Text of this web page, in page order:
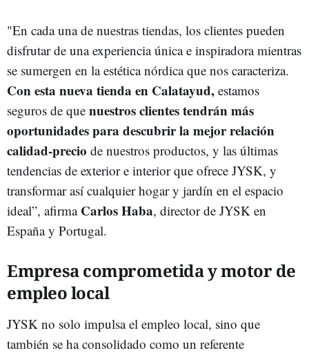
"En cada una de nuestras tiendas, los clientes pueden
disfrutar de una experiencia única e inspiradora mientras
se sumergen en la estética nórdica que nos caracteriza.
Con esta nueva tienda en Calatayud, estamos
seguros de que nuestros clientes tendrán más
oportunidades para descubrir la mejor relación
calidad-precio de nuestros productos, y las últimas
tendencias de exterior e interior que ofrece JYSK, y
transformar así cualquier hogar y jardín en el espacio
ideal”, afirmaCarlos Haba, director de JYSK en
España y Portugal.
Empresa comprometida y motor de
empleo local
JYSK no solo impulsa el empleo local, sino que
también se ha consolidado como un referente